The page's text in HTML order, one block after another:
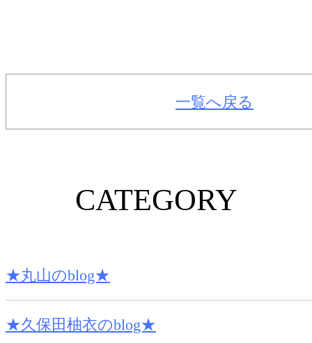
一覧へ戻る
CATEGORY
★丸山のblog★
★久保田柚衣のblog★